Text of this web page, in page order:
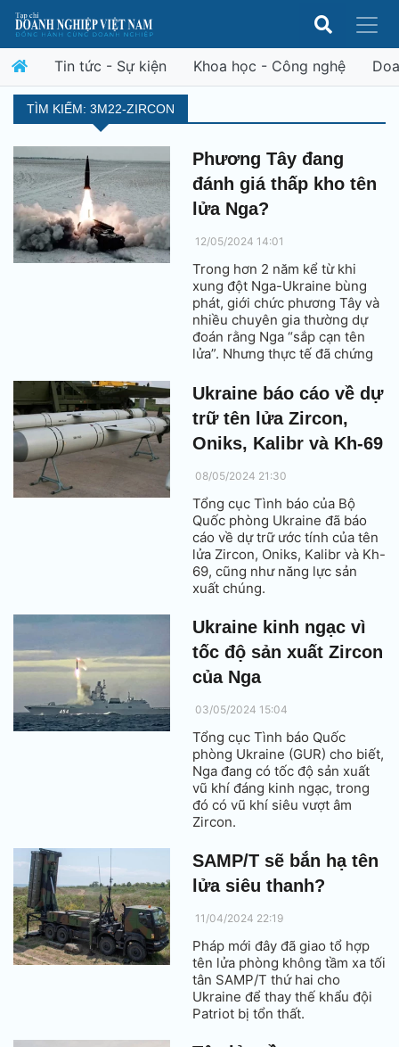
Tin tức - Sự kiện Khoa học - Công nghệ
TÌM KIẾM: 3M22-ZIRCON
Phương Tây đang
đánh giá thấp kho tên
lửa Nga?
12/05/2024 14:01
Trong hơn 2 năm kể từ khi
xung đột Nga-Ukraine bùng
phát, giới chức phương Tây và
nhiều chuyên gia thường dự
đoán rằng Nga “sắp cạn tên
lửa”. Nhưng thực tế đã chứng
Ukraine báo cáo về dự
trữ tên lửa Zircon,
Oniks, Kalibr và Kh-69
08/05/2024 21:30
Tổng cục Tình báo của Bộ
Quốc phòng Ukraine đã báo
cáo về dự trữ ước tính của tên
lửa Zircon, Oniks, Kalibr và Kh-
69, cũng như năng lực sản
xuất chúng.
Ukraine kinh ngạc vì
tốc độ sản xuất Zircon
của Nga
03/05/2024 15:04
Tổng cục Tình báo Quốc
phòng Ukraine (GUR) cho biết,
Nga đang có tốc độ sản xuất
vũ khí đáng kinh ngạc, trong
đó có vũ khí siêu vượt âm
Zircon.
SAMP/T sẽ bắn hạ tên
lửa siêu thanh?
11/04/2024 22:19
Pháp mới đây đã giao tổ hợp
tên lửa phòng không tầm xa tối
tân SAMP/T thứ hai cho
Ukraine để thay thế khẩu đội
Patriot bị tổn thất.